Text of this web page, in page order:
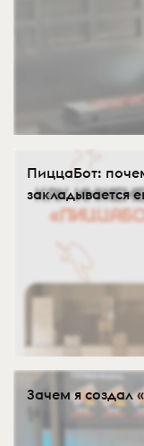
ПиццаБот:
закладывается
Зачем я создал